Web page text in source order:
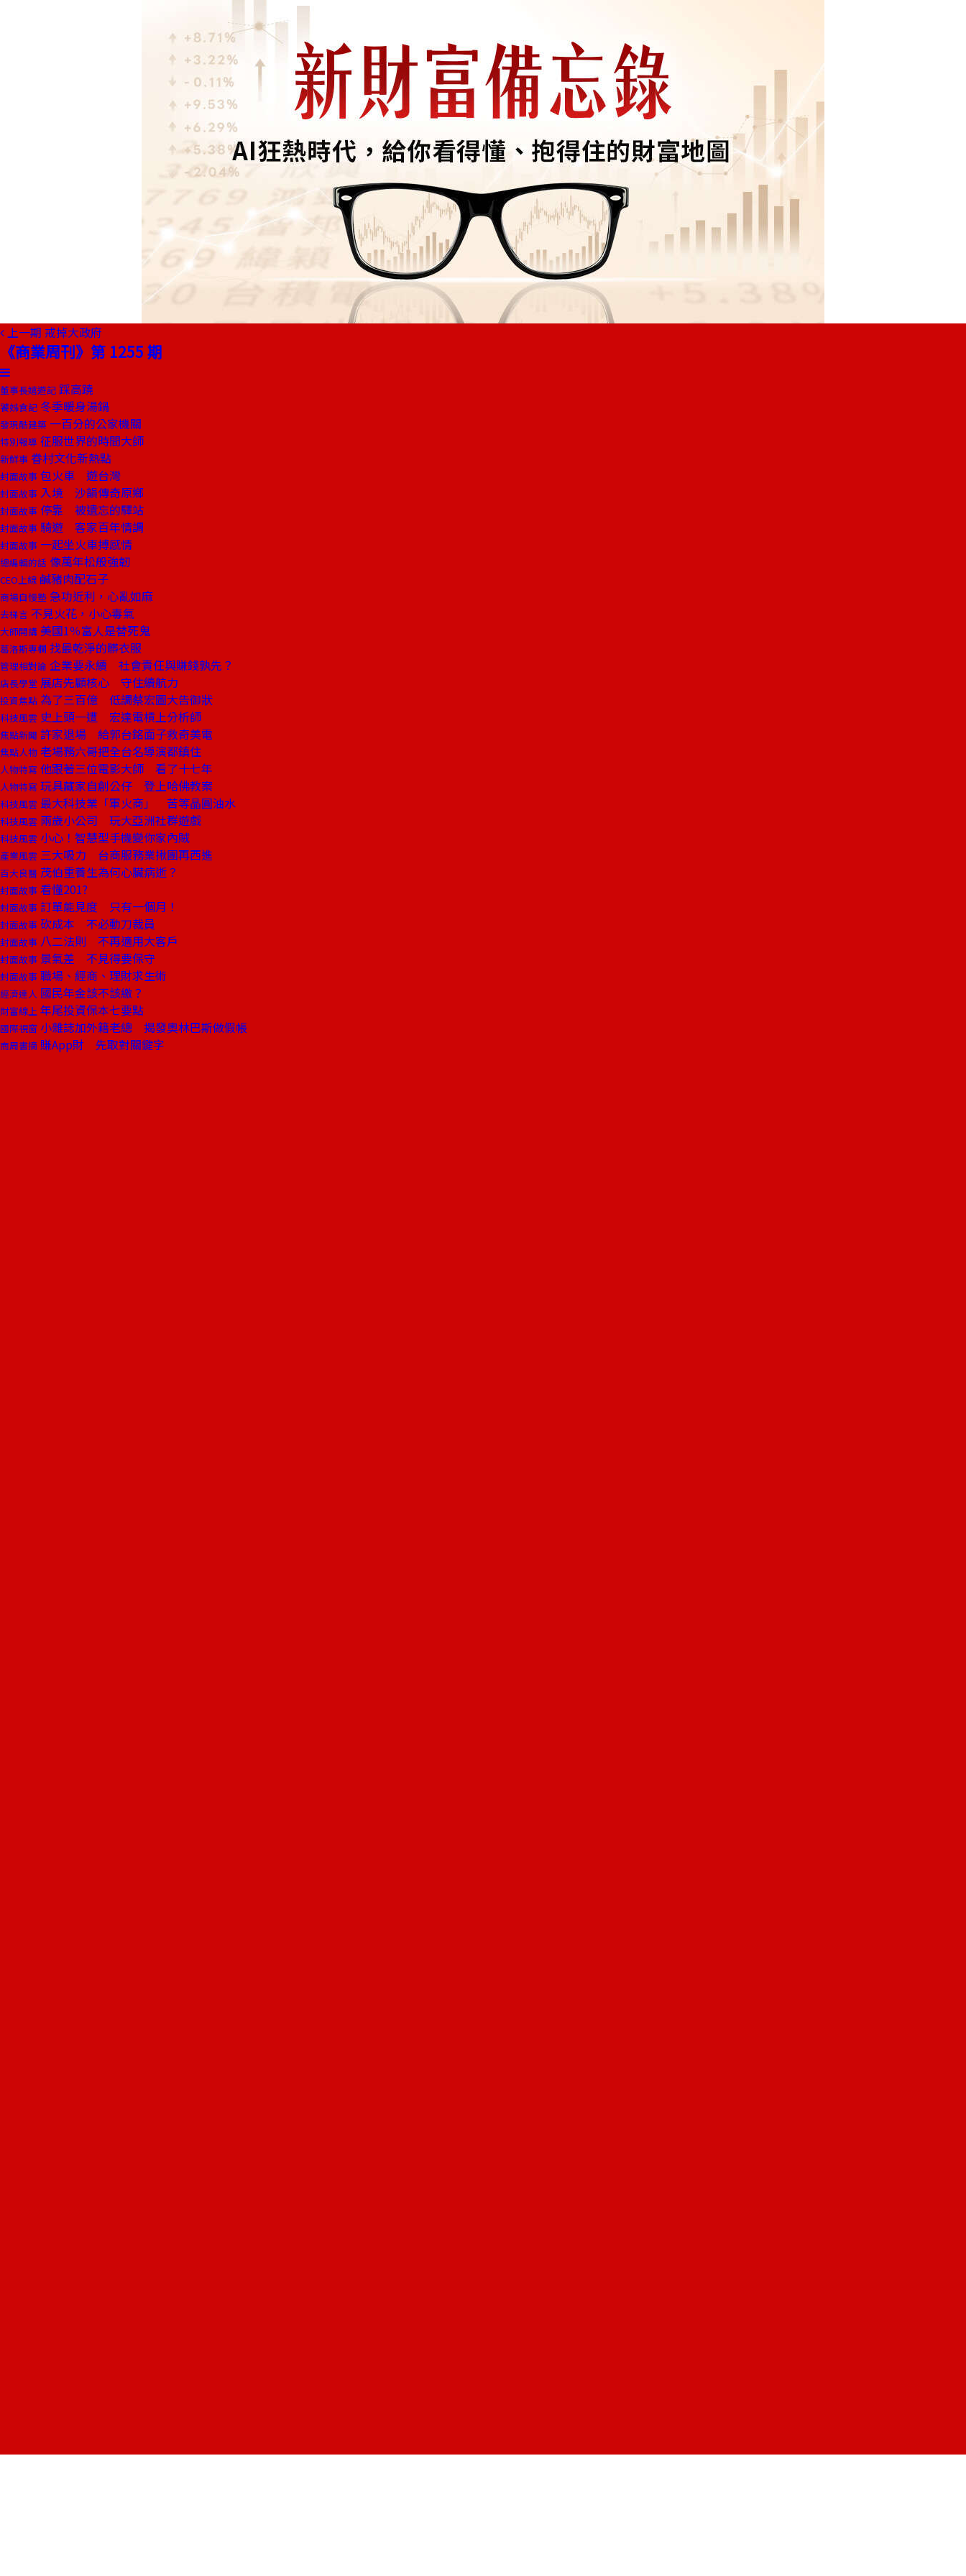
上一期 戒掉大政府
《商業周刊》第 1255 期
董事長嬉遊記 踩高蹺
饕姊食記 冬季暖身湯鍋
發現酷建築 一百分的公家機關
特別報導 征服世界的時間大師
新鮮事 眷村文化新熱點
封面故事 包火車 遊台灣
封面故事 入境 沙韻傳奇原鄉
封面故事 停靠 被遺忘的驛站
封面故事 騎遊 客家百年情調
封面故事 一起坐火車搏感情
總編輯的話 像萬年松般強韌
CEO上線 鹹豬肉配石子
商場自慢塾 急功近利，心亂如麻
去梯言 不見火花，小心毒氣
大師開講 美國1％富人是替死鬼
葛洛斯專欄 找最乾淨的髒衣服
管理相對論 企業要永續 社會責任與賺錢孰先？
店長學堂 展店先顧核心 守住續航力
投資焦點 為了三百億 低調蔡宏圖大告御狀
科技風雲 史上頭一遭 宏達電槓上分析師
焦點新聞 許家退場 給郭台銘面子救奇美電
焦點人物 老場務六哥把全台名導演都鎮住
人物特寫 他跟著三位電影大師 看了十七年
人物特寫 玩具藏家自創公仔 登上哈佛教案
科技風雲 最大科技業「軍火商」 苦等晶圓油水
科技風雲 兩歲小公司 玩大亞洲社群遊戲
科技風雲 小心！智慧型手機變你家內賊
產業風雲 三大吸力 台商服務業揪團再西進
百大良醫 茂伯重養生為何心臟病逝？
封面故事 看懂201?
封面故事 訂單能見度 只有一個月！
封面故事 砍成本 不必動刀裁員
封面故事 八二法則 不再適用大客戶
封面故事 景氣差 不見得要保守
封面故事 職場、經商、理財求生術
經濟達人 國民年金該不該繳？
財富線上 年尾投資保本七要點
國際視窗 小雜誌加外籍老總 揭發奧林巴斯做假帳
商周書摘 賺App財 先取對關鍵字